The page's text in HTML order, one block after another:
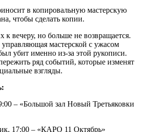
в копировальную мастерскую
чтобы сделать копии.
к вечеру, но больше не возвращается.
управляющая мастерской с ужасом
убит именно из-за этой рукописи.
ряд событий, которые изменят
взгляды.
– «Большой зал Новый Третьяковки
17:00 – «КАРО 11 Октябрь»